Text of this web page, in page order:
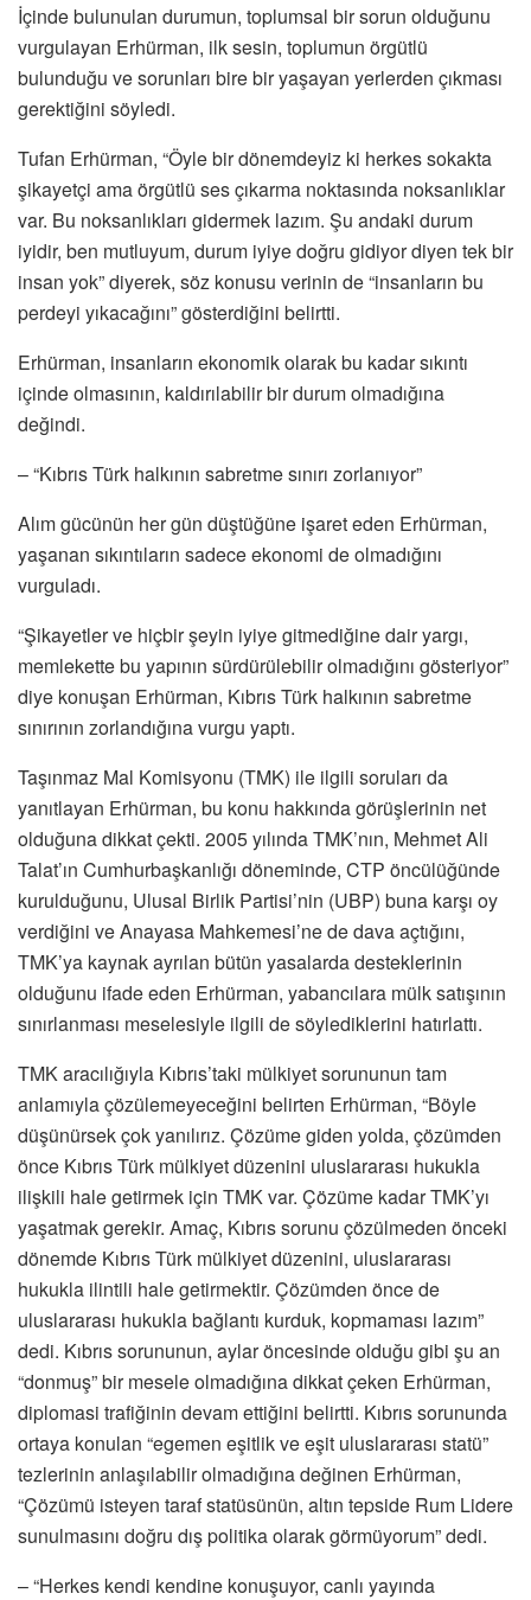
İçinde bulunulan durumun, toplumsal bir sorun olduğunu
vurgulayan Erhürman, ilk sesin, toplumun örgütlü
bulunduğu ve sorunları bire bir yaşayan yerlerden çıkması
gerektiğini söyledi.
Tufan Erhürman, “Öyle bir dönemdeyiz ki herkes sokakta
şikayetçi ama örgütlü ses çıkarma noktasında noksanlıklar
var. Bu noksanlıkları gidermek lazım. Şu andaki durum
iyidir, ben mutluyum, durum iyiye doğru gidiyor diyen tek bir
insan yok” diyerek, söz konusu verinin de “insanların bu
perdeyi yıkacağını” gösterdiğini belirtti.
Erhürman, insanların ekonomik olarak bu kadar sıkıntı
içinde olmasının, kaldırılabilir bir durum olmadığına
değindi.
– “Kıbrıs Türk halkının sabretme sınırı zorlanıyor”
Alım gücünün her gün düştüğüne işaret eden Erhürman,
yaşanan sıkıntıların sadece ekonomi de olmadığını
vurguladı.
“Şikayetler ve hiçbir şeyin iyiye gitmediğine dair yargı,
memlekette bu yapının sürdürülebilir olmadığını gösteriyor”
diye konuşan Erhürman, Kıbrıs Türk halkının sabretme
sınırının zorlandığına vurgu yaptı.
Taşınmaz Mal Komisyonu (TMK) ile ilgili soruları da
yanıtlayan Erhürman, bu konu hakkında görüşlerinin net
olduğuna dikkat çekti. 2005 yılında TMK’nın, Mehmet Ali
Talat’ın Cumhurbaşkanlığı döneminde, CTP öncülüğünde
kurulduğunu, Ulusal Birlik Partisi’nin (UBP) buna karşı oy
verdiğini ve Anayasa Mahkemesi’ne de dava açtığını,
TMK’ya kaynak ayrılan bütün yasalarda desteklerinin
olduğunu ifade eden Erhürman, yabancılara mülk satışının
sınırlanması meselesiyle ilgili de söylediklerini hatırlattı.
TMK aracılığıyla Kıbrıs’taki mülkiyet sorununun tam
anlamıyla çözülemeyeceğini belirten Erhürman, “Böyle
düşünürsek çok yanılırız. Çözüme giden yolda, çözümden
önce Kıbrıs Türk mülkiyet düzenini uluslararası hukukla
ilişkili hale getirmek için TMK var. Çözüme kadar TMK’yı
yaşatmak gerekir. Amaç, Kıbrıs sorunu çözülmeden önceki
dönemde Kıbrıs Türk mülkiyet düzenini, uluslararası
hukukla ilintili hale getirmektir. Çözümden önce de
uluslararası hukukla bağlantı kurduk, kopmaması lazım”
dedi. Kıbrıs sorununun, aylar öncesinde olduğu gibi şu an
“donmuş” bir mesele olmadığına dikkat çeken Erhürman,
diplomasi trafiğinin devam ettiğini belirtti. Kıbrıs sorununda
ortaya konulan “egemen eşitlik ve eşit uluslararası statü”
tezlerinin anlaşılabilir olmadığına değinen Erhürman,
“Çözümü isteyen taraf statüsünün, altın tepside Rum Lidere
sunulmasını doğru dış politika olarak görmüyorum” dedi.
– “Herkes kendi kendine konuşuyor, canlı yayında